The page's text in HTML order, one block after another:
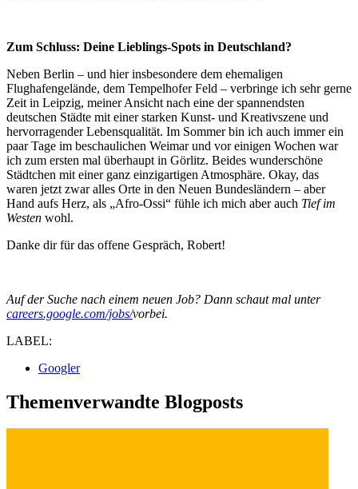
Zum Schluss: Deine Lieblings-Spots in Deutschland?
Neben Berlin – und hier insbesondere dem ehemaligen
Flughafengelände, dem Tempelhofer Feld – verbringe ich sehr gerne
Zeit in Leipzig, meiner Ansicht nach eine der spannendsten
deutschen Städte mit einer starken Kunst- und Kreativszene und
hervorragender Lebensqualität. Im Sommer bin ich auch immer ein
paar Tage im beschaulichen Weimar und vor einigen Wochen war
ich zum ersten mal überhaupt in Görlitz. Beides wunderschöne
Städtchen mit einer ganz einzigartigen Atmosphäre. Okay, das
waren jetzt zwar alles Orte in den Neuen Bundesländern – aber
Hand aufs Herz, als „Afro-Ossi“ fühle ich mich aber auch Tief im
Westen wohl.
Danke dir für das offene Gespräch, Robert!
Auf der Suche nach einem neuen Job? Dann schaut mal unter
careers.google.com/jobs/vorbei.
LABEL:
Googler
Themenverwandte Blogposts